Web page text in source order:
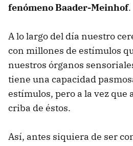
fenómeno Baader-Meinhof.
A lo largo del día nuestro
con millones de estímulos
nuestros órganos
tiene una capacidad
estímulos, pero a la vez que
criba de éstos.
Así, antes siquiera de ser